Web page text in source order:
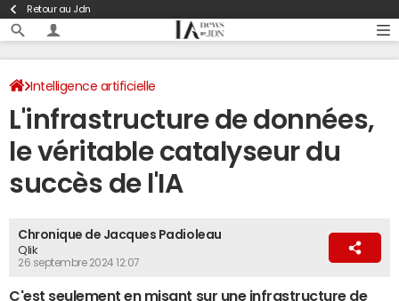
Retour au Jdn
Intelligence artificielle
L'infrastructure de données,
le véritable catalyseur du
succès de l'IA
Chronique de Jacques Padioleau
Qlik
26 septembre 2024 12:07
C'est seulement en misant sur une infrastructure de